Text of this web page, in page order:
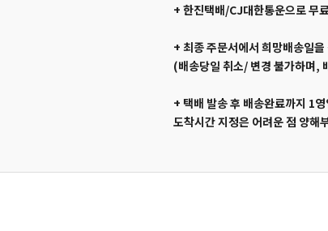
+ 한진택배/CJ대한통운으로 무
+ 최종 주문서에서 희망배송일
(배송당일 취소/ 변경 불가하며,
+ 택배 발송 후 배송완료까지 1
도착시간 지정은 어려운 점 양해